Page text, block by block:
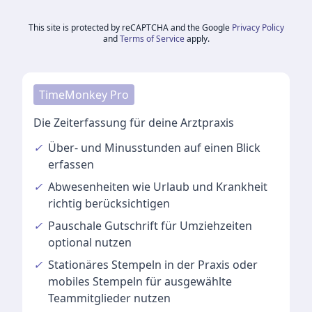
This site is protected by reCAPTCHA and the Google Privacy Policy
and Terms of Service apply.
TimeMonkey Pro
Die Zeiterfassung für deine Arztpraxis
✓ Über- und Minusstunden auf einen Blick
erfassen
✓ Abwesenheiten wie Urlaub und Krankheit
richtig berücksichtigen
✓ Pauschale Gutschriftfür Umziehzeiten
optional nutzen
✓ Stationäres Stempeln in der Praxis oder
mobiles Stempeln für ausgewählte
Teammitglieder nutzen